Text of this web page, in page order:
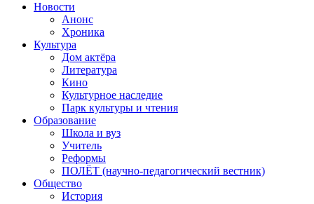
Новости
Анонс
Хроника
Культура
Дом актёра
Литература
Кино
Культурное наследие
Парк культуры и чтения
Образование
Школа и вуз
Учитель
Реформы
ПОЛЁТ (научно-педагогический вестник)
Общество
История